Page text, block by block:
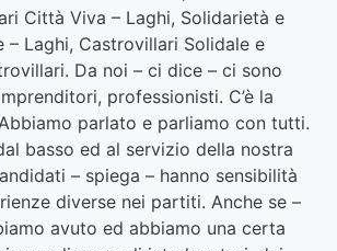
Città Viva – Laghi, Solidarietà e
– Laghi, Castrovillari Solidale e
Da noi – ci dice – ci sono
professionisti. C’è la
parlato e parliamo con tutti.
basso ed al servizio della nostra
– spiega – hanno sensibilità
diverse nei partiti. Anche se –
avuto ed abbiamo una certa